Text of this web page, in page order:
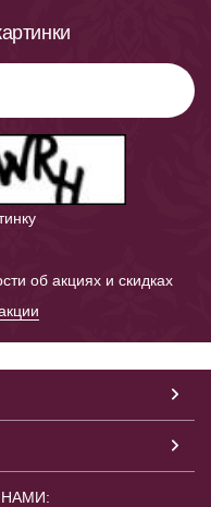
об акциях и скидках